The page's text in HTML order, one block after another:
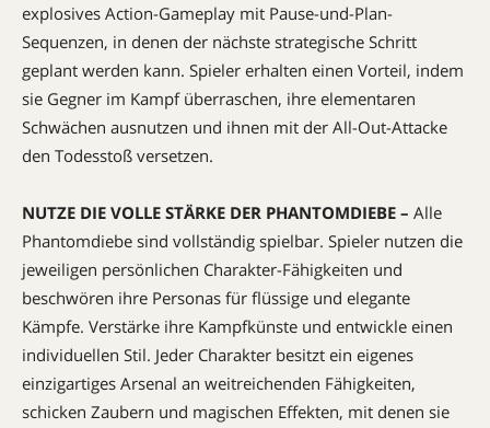
explosives Action-Gameplay mit Pause-und-Plan-
Sequenzen, in denen der nächste strategische Schritt
geplant werden kann. Spieler erhalten einen Vorteil, indem
sie Gegner im Kampf überraschen, ihre elementaren
Schwächen ausnutzen und ihnen mit der All-Out-Attacke
den Todesstoß versetzen.
NUTZE DIE VOLLE STÄRKE DER PHANTOMDIEBE – Alle
Phantomdiebe sind vollständig spielbar. Spieler nutzen die
jeweiligen persönlichen Charakter-Fähigkeiten und
beschwören ihre Personas für flüssige und elegante
Kämpfe. Verstärke ihre Kampfkünste und entwickle einen
individuellen Stil. Jeder Charakter besitzt ein eigenes
einzigartiges Arsenal an weitreichenden Fähigkeiten,
schicken Zaubern und magischen Effekten, mit denen sie